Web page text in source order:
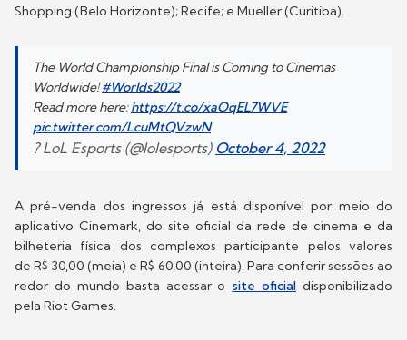
Shopping (Belo Horizonte); Recife; e Mueller (Curitiba).
The World Championship Final is Coming to Cinemas
Worldwide!#Worlds2022
Read more here:https://t.co/xaOqEL7WVE
pic.twitter.com/LcuMtQVzwN
? LoL Esports (@lolesports) October 4, 2022
A pré-venda dos ingressos já está disponível por meio do
aplicativo Cinemark, do site oficial da rede de cinema e da
bilheteria física dos complexos participante pelos valores
de R$ 30,00 (meia) e R$ 60,00 (inteira). Para conferir sessões ao
redor do mundo basta acessar o site oficial disponibilizado
pela Riot Games.